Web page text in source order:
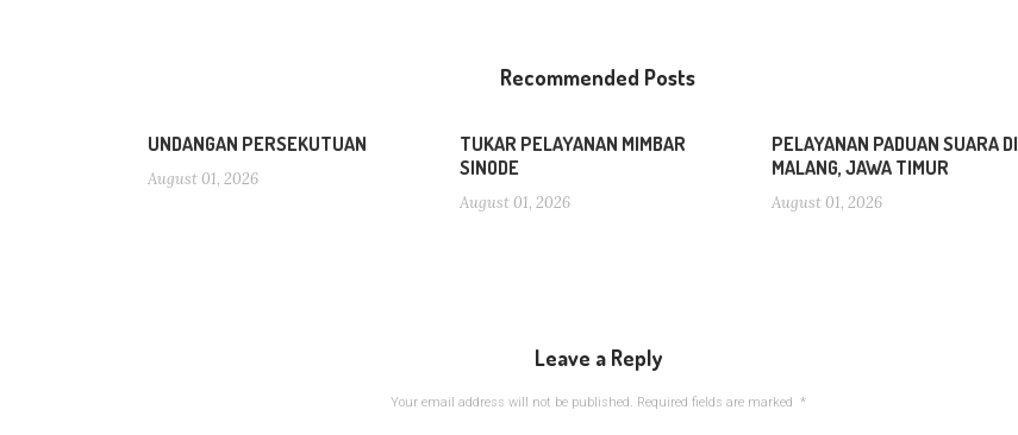
Recommended Posts
UNDANGAN PERSEKUTUAN
August 01, 2026
TUKAR PELAYANAN MIMBAR
SINODE
August 01, 2026
PELAYANAN PADUAN SUARA DI
MALANG, JAWA TIMUR
August 01, 2026
Leave a Reply
Your email address will not be published. Required fields are marked *